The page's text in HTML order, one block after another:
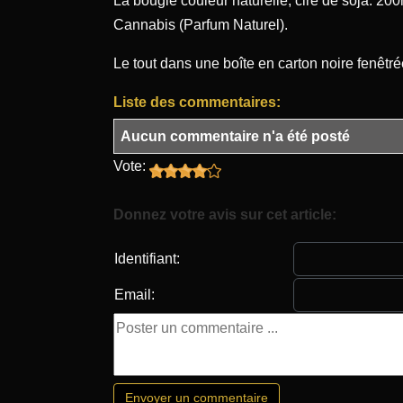
Cannabis (Parfum Naturel).
Le tout dans une boîte en carton noire
Liste des commentaires:
Aucun commentaire n'a été posté
Vote:
Donnez votre avis sur cet article:
Identifiant:
Email: